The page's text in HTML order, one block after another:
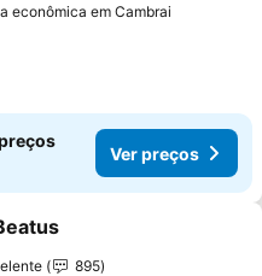
econômica em Cambrai
Ver preços
aos favoritos
895